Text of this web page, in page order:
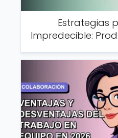
Estrategias
Impredecible: